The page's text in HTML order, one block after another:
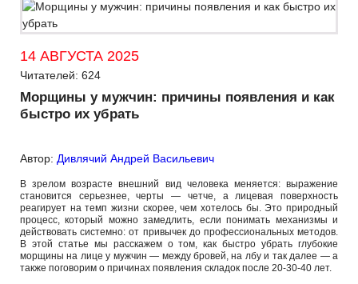
14 АВГУСТА 2025
Читателей: 624
Морщины у мужчин: причины появления и как
быстро их убрать
Автор: Дивлячий Андрей Васильевич
В зрелом возрасте внешний вид человека меняется: выражение
становится серьезнее, черты — четче, а лицевая поверхность
реагирует на темп жизни скорее, чем хотелось бы. Это природный
процесс, который можно замедлить, если понимать механизмы и
действовать системно: от привычек до профессиональных методов.
В этой статье мы расскажем о том, как быстро убрать глубокие
морщины на лице у мужчин — между бровей, на лбу и так далее — а
также поговорим о причинах появления складок после 20-30-40 лет.